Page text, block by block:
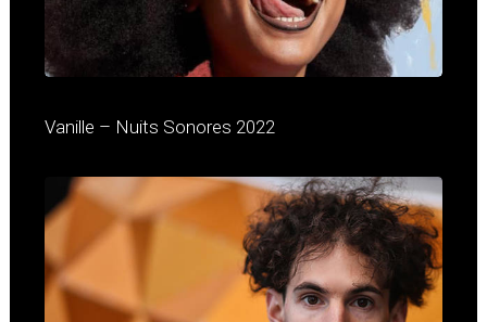
Vanille – Nuits Sonores 2022